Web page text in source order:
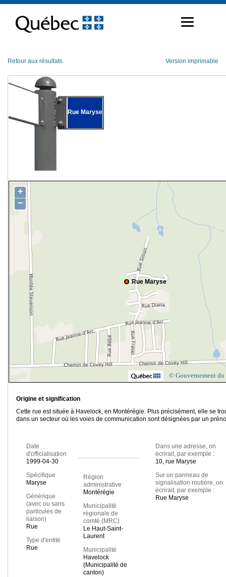
contenu
Retour aux résultats Version imprimable
Rue Maryse
Rue Maryse
+
−
© Gouvernement du
Origine et signification
Cette rue est située à Havelock, en Montérégie. Plus précisément, elle se
dans un secteur où les voies de communication sont désignées par un
Date
d'officialisation
1999-04-30
Spécifique
Maryse
Générique
(avec ou sans
particules de
liaison)
Rue
Type d'entité
Rue
Région
administrative
Montérégie
Municipalité
régionale de
comté (MRC)
Le Haut-Saint-
Laurent
Municipalité
Havelock
(Municipalité de
canton)
Dans une adresse, on
écrirait, par exemple :
10, rue Maryse
Sur un panneau de
signalisation routière, on
écrirait, par exemple :
Rue Maryse